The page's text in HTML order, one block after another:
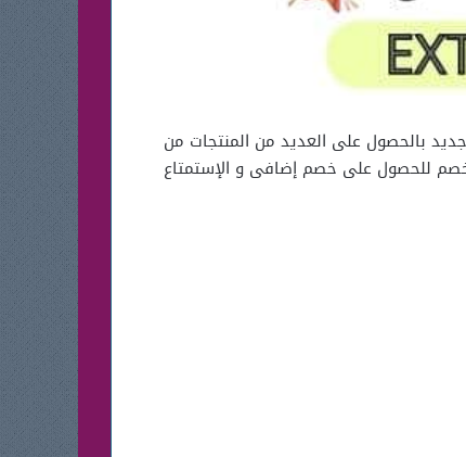
كافة خصومات العام و تبدأ سنة جديد بالحصول على العديد من المنتجات من
خصم للحصول على خصم إضافى و الإستمتاع